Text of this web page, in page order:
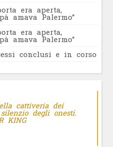
era aperta,
amava Palermo”
era aperta,
amava Palermo”
conclusi e in corso
cattiveria dei
degli onesti.
KING